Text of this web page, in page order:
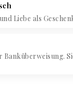
Liebe als